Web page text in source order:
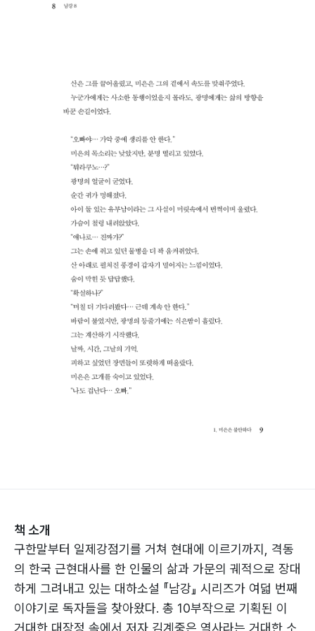
책 소개
구한말부터 일제강점기를 거쳐 현대에 이르기까지, 격동
의 한국 근현대사를 한 인물의 삶과 가문의 궤적으로 장대
하게 그려내고 있는 대하소설 『남강』 시리즈가 여덟 번째
이야기로 독자들을 찾아왔다. 총 10부작으로 기획된 이
거대한 대장정 속에서 저자 김계중은 역사라는 거대한 소